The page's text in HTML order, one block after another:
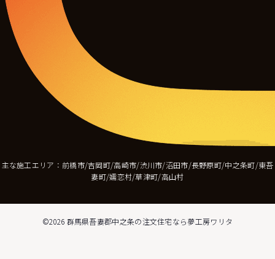
主な施工エリア：前橋市/吉岡町/高崎市/渋川市/沼田市/長野原町/中之条町/東吾
妻町/嬬恋村/草津町/高山村
©2026 群馬県吾妻郡中之条の注文住宅なら夢工房ワリタ